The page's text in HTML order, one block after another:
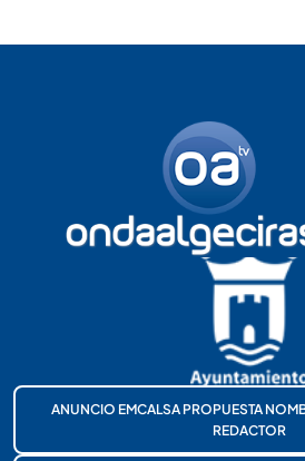
ANUNCIO EMCALSA PROPUESTA
REDACTOR